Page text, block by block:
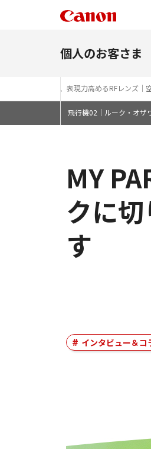
個人のお客さま
岡本 豊が選ぶ、表現力高めるRFレンズ
飛行機02｜ルーク・オザ
MY
クに
す
インタビュー＆コ